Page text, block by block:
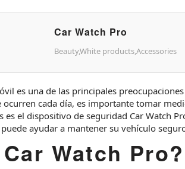
Car Watch Pro
Beauty,White products,Accessories
es una de las principales
cada día, es importante tomar
es el dispositivo de seguridad Car Watch
ayudar a mantener su vehículo
Watch Pro?